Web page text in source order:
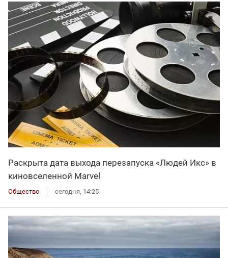
Раскрыта дата выхода перезапуска «Людей Икс» в
киновселенной Marvel
Общество сегодня, 14:25